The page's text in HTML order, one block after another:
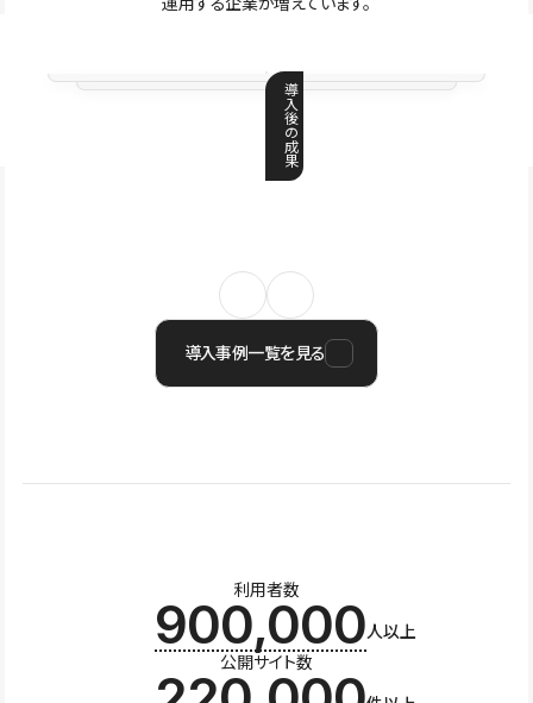
導
入
後
の
成
果
導入事例一覧を見る
利用者数
900,000人以上
公開サイト数